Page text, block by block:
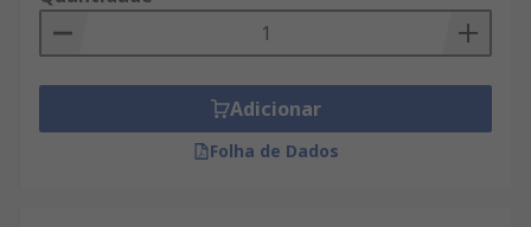
Adicionar
Folha de Dados